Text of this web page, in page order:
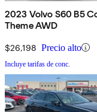
2023 Volvo S60 B5
Theme AWD
$26,198 Precio alto
Incluye tarifas de conc.